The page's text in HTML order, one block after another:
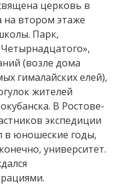
церковь в
на втором этаже
Парк,
(возле дома
гималайских елей),
жителей
В Ростове-
экспедиции
в юношеские годы,
университет.